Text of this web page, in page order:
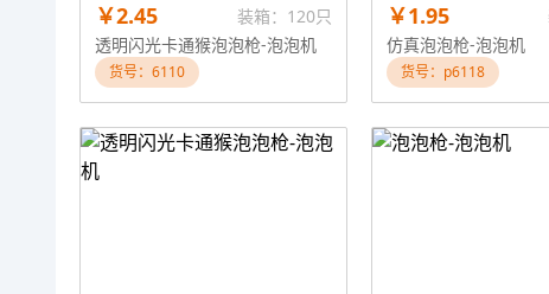
￥2.45
装箱：120只
透明闪光卡通猴泡泡枪-泡泡机
货号：6110
￥1.95
仿真泡泡枪-泡泡机
货号：p6118